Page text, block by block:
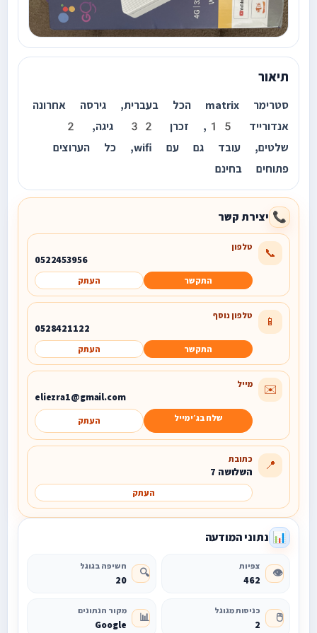
תיאור
סטרימר matrix הכל בעברית, גירסה אחרונה
אנדורייד 15, זכרן 32 גיגה, 2
שלטים, עובד גם עם wifi, כל הערוצים
פתוחים בחינם
📞 יצירת קשר
📞 טלפון
0522453956
התקשר העתק
📱 טלפון נוסף
0528421122
התקשר העתק
✉️ מייל
eliezra1@gmail.com
שלח בג׳ימייל העתק
📍 כתובת
השלושה 7
העתק
📊 נתוני המודעה
👁️ צפיות
462
🔍 חשיפה בגוגל
20
🖱️ כניסות מגוגל
2
📊 מקור הנתונים
Google